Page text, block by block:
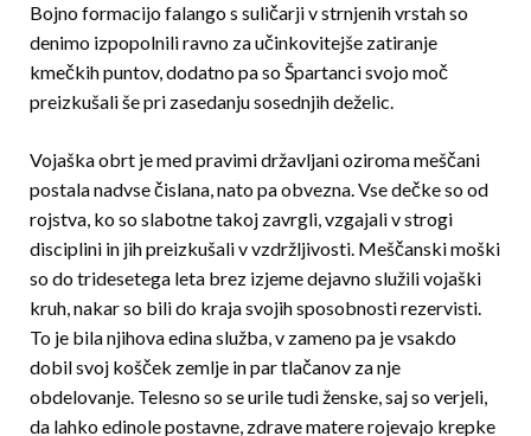
Bojno formacijo falango s suličarji v strnjenih vrstah so
denimo izpopolnili ravno za učinkovitejše zatiranje
kmečkih puntov, dodatno pa so Špartanci svojo moč
preizkušali še pri zasedanju sosednjih deželic.
Vojaška obrt je med pravimi državljani oziroma meščani
postala nadvse čislana, nato pa obvezna. Vse dečke so od
rojstva, ko so slabotne takoj zavrgli, vzgajali v strogi
disciplini in jih preizkušali v vzdržljivosti. Meščanski moški
so do tridesetega leta brez izjeme dejavno služili vojaški
kruh, nakar so bili do kraja svojih sposobnosti rezervisti.
To je bila njihova edina služba, v zameno pa je vsakdo
dobil svoj košček zemlje in par tlačanov za nje
obdelovanje. Telesno so se urile tudi ženske, saj so verjeli,
da lahko edinole postavne, zdrave matere rojevajo krepke